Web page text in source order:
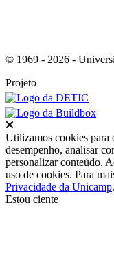
© 1969 - 2026 -
Projeto
Utilizamos cookies para
desempenho, analisar
personalizar conteúdo.
uso de cookies. Para
Privacidade da Unicamp.
Estou ciente